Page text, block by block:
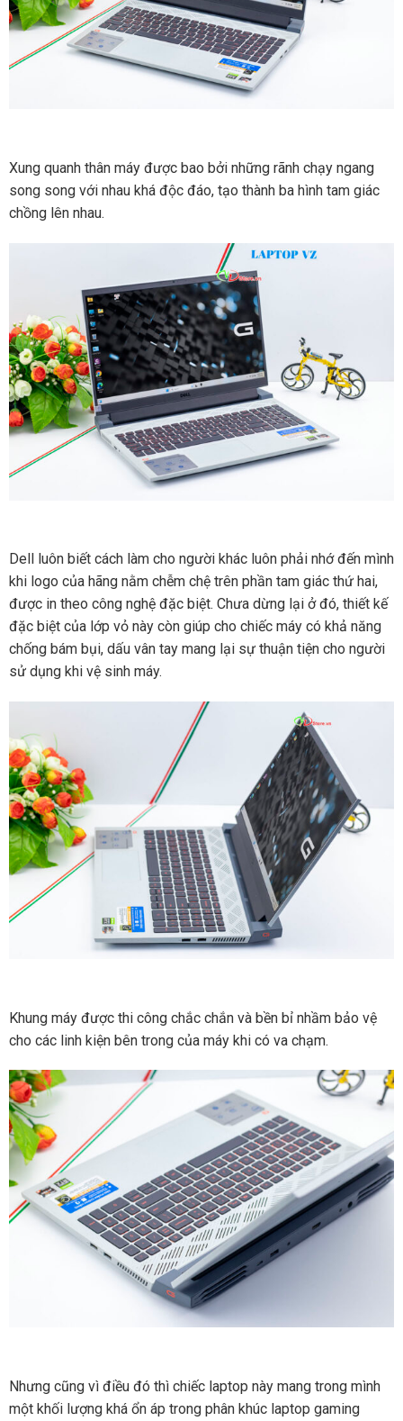
Xung quanh thân máy được bao bởi những rãnh chạy ngang
song song với nhau khá độc đáo, tạo thành ba hình tam giác
chồng lên nhau.
Dell luôn biết cách làm cho người khác luôn phải nhớ đến mình
khi logo của hãng nằm chễm chệ trên phần tam giác thứ hai,
được in theo công nghệ đặc biệt. Chưa dừng lại ở đó, thiết kế
đặc biệt của lớp vỏ này còn giúp cho chiếc máy có khả năng
chống bám bụi, dấu vân tay mang lại sự thuận tiện cho người
sử dụng khi vệ sinh máy.
Khung máy được thi công chắc chắn và bền bỉ nhầm bảo vệ
cho các linh kiện bên trong của máy khi có va chạm.
Nhưng cũng vì điều đó thì chiếc laptop này mang trong mình
một khối lượng khá ổn áp trong phân khúc laptop gaming